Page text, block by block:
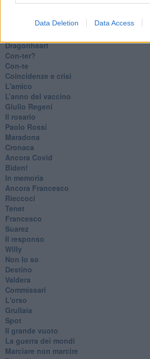
Data Deletion Data Access
​I soliti noti
​Vaccine Easing
Dragonheart
Con-ter?
​Con-te
Coincidenze e crisi
L'amico
​L’anno del vaccino
Giulio Regeni
​Il rosario
Paolo Rossi
Maradona
Cronaca
​Ancora Covid
​Biden!
In memoria
​Ancora Francesco
Rieccoci
Tenet
Francesco
Suarez
​Il responso
Willy
Non lo so
Destino
Valdera
Commissari
L'orso
Grullaia
Spot
​Il grande vuoto
​La guerra dei mondi
Marciare non marcire